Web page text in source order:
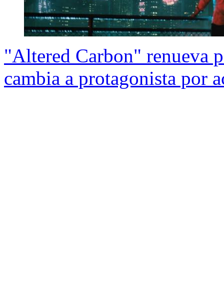
"Altered Carbon" renueva
cambia a protagonista por